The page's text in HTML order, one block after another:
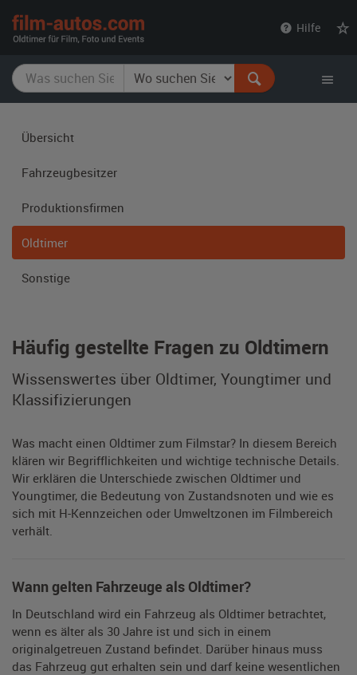
Hilfe
Übersicht
Fahrzeug­besitzer
Produktions­firmen
Oldtimer
Sonstige
Häufig gestellte Fragen zu Oldtimern
Wissenswertes über Oldtimer, Youngtimer und
Klassifizierungen
Was macht einen Oldtimer zum Filmstar? In diesem Bereich
klären wir Begrifflichkeiten und wichtige technische Details.
Wir erklären die Unterschiede zwischen Oldtimer und
Youngtimer, die Bedeutung von Zustandsnoten und wie es
sich mit H-Kennzeichen oder Umweltzonen im Filmbereich
verhält.
Wann gelten Fahrzeuge als Oldtimer?
In Deutschland wird ein Fahrzeug als Oldtimer betrachtet,
wenn es älter als 30 Jahre ist und sich in einem
originalgetreuen Zustand befindet. Darüber hinaus muss
das Fahrzeug gut erhalten sein und darf keine wesentlichen